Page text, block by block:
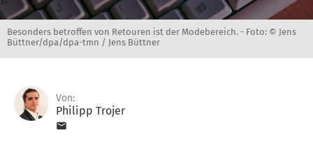
Besonders betroffen von Retouren ist der Modebereich. - Foto: © Jens
Büttner/dpa/dpa-tmn / Jens Büttner
Von:
Philipp Trojer